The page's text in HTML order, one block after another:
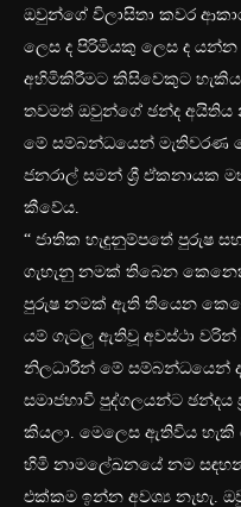
ඔවුන්ගේ විලාසිතා කවර
ලෙස ද පිරිමියකු ලෙස ද යන්න
අහිමිකිරීමට කිසිවෙකුට
තවමත් ඔවුන්ගේ ඡන්ද අයිතිය
මේ සම්බන්ධයෙන් මැතිවරණ
ජනරාල් සමන් ශ්‍රී ඒකනායක
කීවේය.
“ ජාතික හැඳුනුම්පතේ පුරුෂ
ගැහැනු නමක් තිබෙන
පුරුෂ නමක් ඇති තියෙන
යම් ගැටලු ඇතිවූ අවස්ථා වරින්
නිලධාරීන් මේ සම්බන්ධයෙන්
සමාජභාවී පුද්ගලයන්ට ඡන්දය
කියලා. මෙලෙස ඇතිවිය හැකි
හිමි නාමලේඛනයේ නම සඳහන්
එක්කම ඉන්න අවශ්‍ය නැහැ.